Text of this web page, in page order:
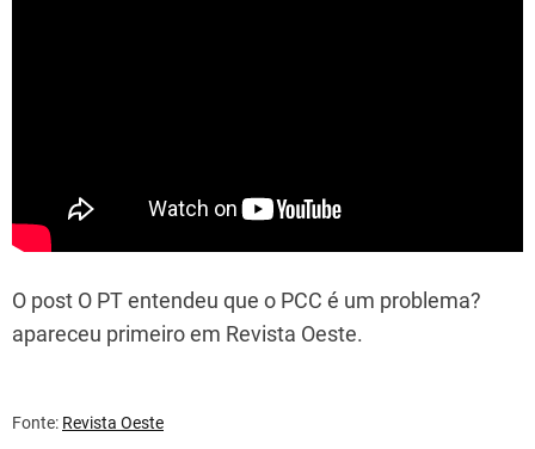
O post O PT entendeu que o PCC é um problema?
apareceu primeiro em Revista Oeste.
Fonte: Revista Oeste